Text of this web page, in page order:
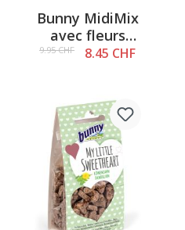
Bunny MidiMix
avec fleurs
d`hibiscus 150g
9.95 CHF 8.45 CHF